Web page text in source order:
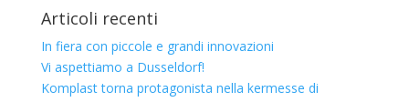
Articoli recenti
In fiera con piccole e grandi innovazioni
Vi aspettiamo a Dusseldorf!
Komplast torna protagonista nella kermesse di